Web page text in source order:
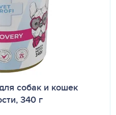
собак и кошек
340 г